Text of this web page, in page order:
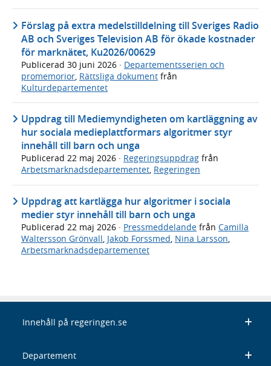
Förslag på extra medelstilldelning till Sveriges Radio
AB och Sveriges Television AB för ökade kostnader
för marknätet, Ku2026/00629
Publicerad 30 juni 2026 · Departementsserien och
promemorior Rättsliga dokument från
Kulturdepartementet
Uppdrag till Mediemyndigheten om kartläggning av
hur sociala medieplattformars algoritmer styr
innehåll till barn och unga
Publicerad 22 maj 2026 · Regeringsuppdrag från
Arbetsmarknadsdepartementet, Regeringen
Uppdrag att kartlägga hur algoritmer i sociala
medier styr innehåll till barn och unga
Publicerad 22 maj 2026 · Pressmeddelande från Camilla
Waltersson Grönvall, Jakob Forssmed, Nina Larsson,
Arbetsmarknadsdepartementet
Innehåll på regeringen.se
Departement